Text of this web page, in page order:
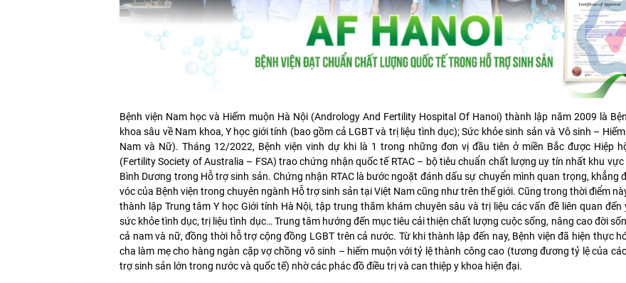
Bệnh viện Nam học và Hiếm muộn Hà Nội (Andrology And Fertility Hospital Of Hanoi) thành lập năm 2009 là
khoa sâu về Nam khoa, Y học giới tính (bao gồm cả LGBT và trị liệu tình dục); Sức khỏe sinh sản và Vô sinh –
Nam và Nữ). Tháng 12/2022, Bệnh viện vinh dự khi là 1 trong những đơn vị đầu tiên ở miền Bắc được Hiệp
(Fertility Society of Australia – FSA) trao chứng nhận quốc tế RTAC – bộ tiêu chuẩn chất lượng uy tín nhất khu vực
Bình Dương trong Hỗ trợ sinh sản. Chứng nhận RTAC là bước ngoặt đánh dấu sự chuyển mình quan trọng, khẳng
vóc của Bệnh viện trong chuyên ngành Hỗ trợ sinh sản tại Việt Nam cũng như trên thế giới. Cũng trong thời điểm
thành lập Trung tâm Y học Giới tính Hà Nội, tập trung thăm khám chuyên sâu và trị liệu các vấn đề liên quan đến
sức khỏe tình dục, trị liệu tình dục… Trung tâm hướng đến mục tiêu cải thiện chất lượng cuộc sống, nâng cao đời
cả nam và nữ, đồng thời hỗ trợ cộng đồng LGBT trên cả nước. Từ khi thành lập đến nay, Bệnh viện đã hiện thực
cha làm mẹ cho hàng ngàn cặp vợ chồng vô sinh – hiếm muộn với tỷ lệ thành công cao (tương đương tỷ lệ của
trợ sinh sản lớn trong nước và quốc tế) nhờ các phác đồ điều trị và can thiệp y khoa hiện đại.